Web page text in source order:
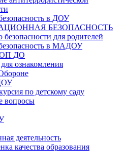
в ДОУ
БЕЗОПАСНОСТЬ
для родителей
в МАДОУ
ДО
ознакомления
по детскому саду
вопросы
деятельность
качества образования